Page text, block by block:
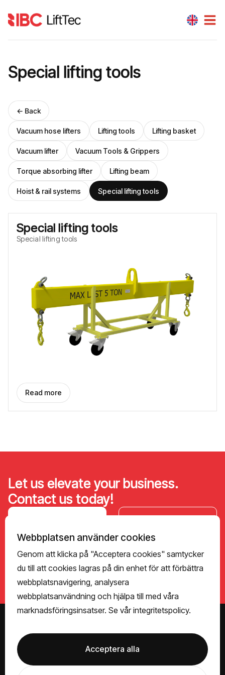
Special lifting tools
← Back
Vacuum hose lifters Lifting tools Lifting basket
Vacuum lifter Vacuum Tools & Grippers
Torque absorbing lifter Lifting beam
Hoist & rail systems Special lifting tools
Special lifting tools
Special lifting tools
Read more
Let us elevate your business.
Contact us today!
↗
person
↗
Visit us
Servicevägen 26
311 32 Falkenberg
Webbplatsen använder cookies
Genom att klicka på "Acceptera cookies" samtycker
du till att cookies lagras på din enhet för att förbättra
webbplatsnavigering, analysera
webbplatsanvändning och hjälpa till med våra
marknadsföringsinsatser. Se vårintegritetspolicy.
Acceptera alla